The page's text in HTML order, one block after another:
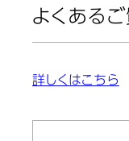
よくある
詳しくはこちら